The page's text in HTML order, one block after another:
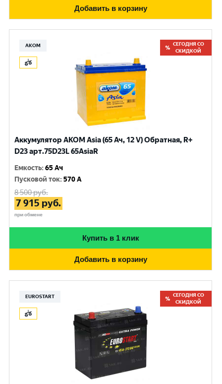
Добавить в корзину
АКОМ
СЕГОДНЯ СО
СКИДКОЙ
Аккумулятор AKOM Asia (65 Ач, 12 V) Обратная, R+
D23 арт.75D23L 65AsiaR
Емкость:65 Ач
Пусковой ток:570 A
8 500руб.
7 915 руб.
при обмене
Купить в 1 клик
Добавить в корзину
EUROSTART
СЕГОДНЯ СО
СКИДКОЙ